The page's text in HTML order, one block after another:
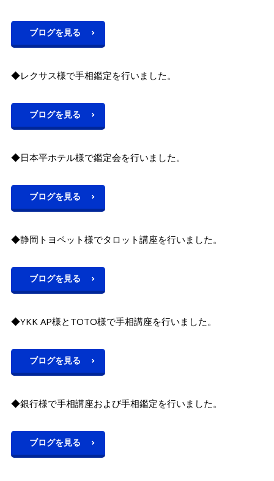
ブログを見る
◆レクサス様で手相鑑定を行いました。
ブログを見る
◆日本平ホテル様で鑑定会を行いました。
ブログを見る
◆静岡トヨペット様でタロット講座を行いました。
ブログを見る
◆YKK AP様とTOTO様で手相講座を行いました。
ブログを見る
◆銀行様で手相講座および手相鑑定を行いました。
ブログを見る